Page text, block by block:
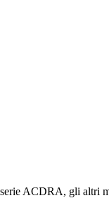
ACDRA, gli altri